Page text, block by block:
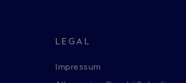
LEGAL
Impressum